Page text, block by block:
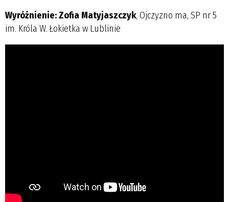
Wyróżnienie: Zofia Matyjaszczyk, Ojczyzno ma, SP nr 5
im. Króla W. Łokietka w Lublinie